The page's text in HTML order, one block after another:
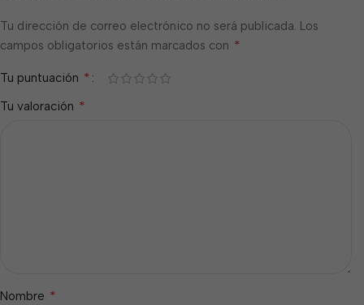
Tu dirección de correo electrónico no será publicada. Los
campos obligatorios están marcados con *
Tu puntuación *
Tu valoración *
Nombre *